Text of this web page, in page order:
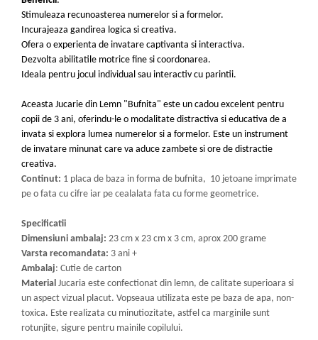
Stimuleaza recunoasterea numerelor si a formelor.
Incurajeaza gandirea logica si creativa.
Ofera o experienta de invatare captivanta si interactiva.
Dezvolta abilitatile motrice fine si coordonarea.
Ideala pentru jocul individual sau interactiv cu parintii.
Aceasta Jucarie din Lemn "Bufnita" este un cadou excelent pentru
copii de 3 ani, oferindu-le o modalitate distractiva si educativa de a
invata si explora lumea numerelor si a formelor. Este un instrument
de invatare minunat care va aduce zambete si ore de distractie
creativa.
Continut: 1 placa de baza in forma de bufnita, 10 jetoane imprimate
pe o fata cu cifre iar pe cealalata fata cu forme geometrice.
Specificatii
Dimensiuni ambalaj: 23 cm x 23 cm x 3 cm, aprox 200 grame
Varsta recomandata: 3 ani +
Ambalaj: Cutie de carton
Material Jucaria este confectionat din lemn, de calitate superioara si
un aspect vizual placut. Vopseaua utilizata este pe baza de apa, non-
toxica. Este realizata cu minutiozitate, astfel ca marginile sunt
rotunjite, sigure pentru mainile copilului.